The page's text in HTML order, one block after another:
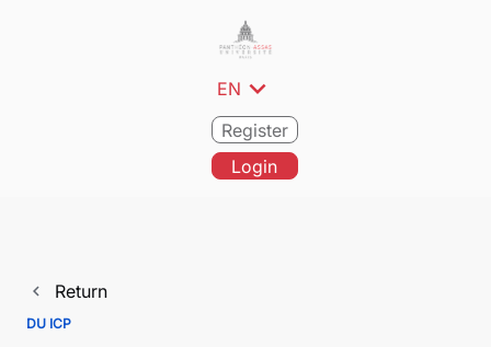
EN expand_more
Register
Login
navigate_before Return
DU ICP